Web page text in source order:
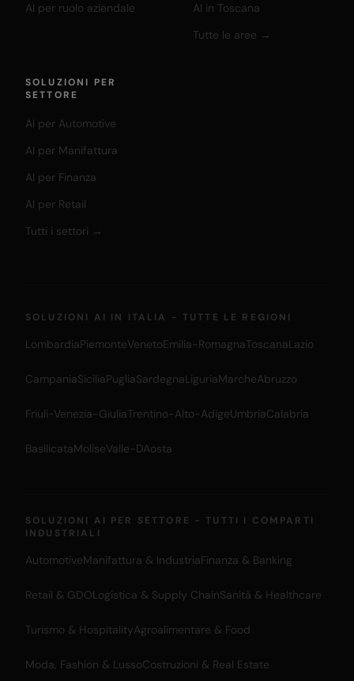
AI per ruolo aziendale
AI in Toscana
Tutte le aree →
SOLUZIONI PER
SETTORE
AI per Automotive
AI per Manifattura
AI per Finanza
AI per Retail
Tutti i settori →
SOLUZIONI AI IN ITALIA - TUTTE LE REGIONI
LombardiaPiemonteVenetoEmilia-RomagnaToscanaLazio
CampaniaSiciliaPugliaSardegnaLiguriaMarcheAbruzzo
Friuli-Venezia-GiuliaTrentino-Alto-AdigeUmbriaCalabria
BasilicataMoliseValle-DAosta
SOLUZIONI AI PER SETTORE - TUTTI I COMPARTI
INDUSTRIALI
AutomotiveManifattura & IndustriaFinanza & Banking
Retail & GDOLogistica & Supply ChainSanità & Healthcare
Turismo & HospitalityAgroalimentare & Food
Moda, Fashion & LussoCostruzioni & Real Estate